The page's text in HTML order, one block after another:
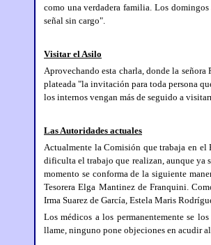
como una verdadera familia. Los
señal sin cargo".
Visitar el Asilo
Aprovechando esta charla, donde la
plateada "la invitación para toda persona
los internos vengan más de seguido a
Las Autoridades actuales
Actualmente la Comisión que trabaja en el
dificulta el trabajo que realizan, aunque ya
momento se conforma de la siguiente
Tesorera Elga Mantinez de Franquini.
Irma Suarez de García, Estela Maris
Los médicos a los permanentemente se
llame, ninguno pone objeciones en acudir